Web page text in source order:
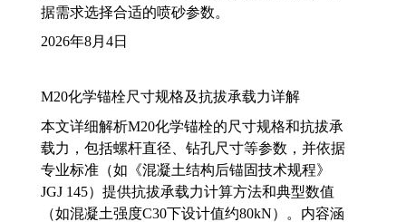
据需求选择合适的喷砂参数。
2026年8月4日
M20化学锚栓尺寸规格及抗拔承载力详解
本文详细解析M20化学锚栓的尺寸规格和抗拔承
载力，包括螺杆直径、钻孔尺寸等参数，并依据
专业标准（如《混凝土结构后锚固技术规程》
JGJ 145）提供抗拔承载力计算方法和典型数值
（如混凝土强度C30下设计值约80kN）。内容涵